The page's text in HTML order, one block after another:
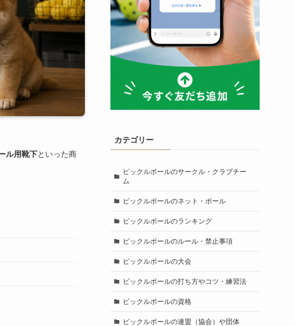
ル用靴下といった商
カテゴリー
ピックルボールのサークル・クラブチー
ム
ピックルボールのネット・ボール
ピックルボールのランキング
ピックルボールのルール・禁止事項
ピックルボールの大会
ピックルボールの打ち方やコツ・練習法
ピックルボールの資格
ピックルボールの連盟（協会）や団体